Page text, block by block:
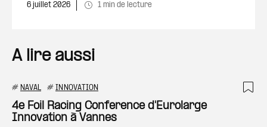
6 juillet 2026 1 min de lecture
A lire aussi
# NAVAL # INNOVATION
4e Foil Racing Conference d'Eurolarge
Innovation à Vannes